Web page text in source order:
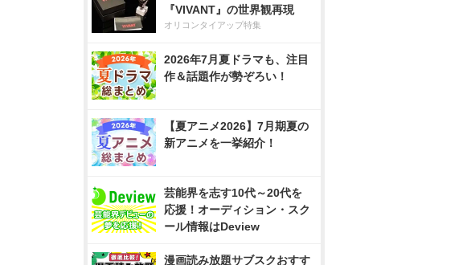
『VIVANT』の世界観再現
オリコンタイアップ特集
2026年7月夏ドラマも、注目
作＆話題作が勢ぞろい！
【夏アニメ2026】7月期夏の
新アニメを一挙紹介！
芸能界を志す10代～20代を
応援！オーディション・スク
ール情報はDeview
漫画読み放題サブスクおすす